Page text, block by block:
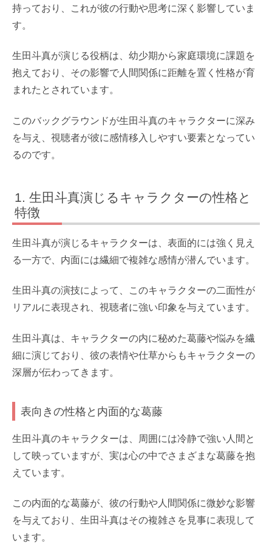
持っており、これが彼の行動や思考に深く影響していま
す。
生田斗真が演じる役柄は、幼少期から家庭環境に課題を
抱えており、その影響で人間関係に距離を置く性格が育
まれたとされています。
このバックグラウンドが生田斗真のキャラクターに深み
を与え、視聴者が彼に感情移入しやすい要素となってい
るのです。
生田斗真演じるキャラクターの性格と
特徴
生田斗真が演じるキャラクターは、表面的には強く見え
る一方で、内面には繊細で複雑な感情が潜んでいます。
生田斗真の演技によって、このキャラクターの二面性が
リアルに表現され、視聴者に強い印象を与えています。
生田斗真は、キャラクターの内に秘めた葛藤や悩みを繊
細に演じており、彼の表情や仕草からもキャラクターの
深層が伝わってきます。
表向きの性格と内面的な葛藤
生田斗真のキャラクターは、周囲には冷静で強い人間と
して映っていますが、実は心の中でさまざまな葛藤を抱
えています。
この内面的な葛藤が、彼の行動や人間関係に微妙な影響
を与えており、生田斗真はその複雑さを見事に表現して
います。